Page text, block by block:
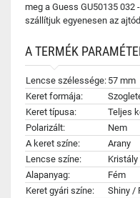
meg a Guess GU50135
szállítjuk egyenesen az
A TERMÉK
Lencse szélessége: 57 mm
Keret formája:
Keret típusa:
Teljes
Polarizált:
Nem
A keret színe:
Arany
Lencse színe:
Kristály
Alapanyag:
Fém
Keret gyári színe:
Shiny /